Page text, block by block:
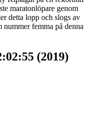
maratonlöpare genom
detta lopp och slogs av
femma på denna
(2019)